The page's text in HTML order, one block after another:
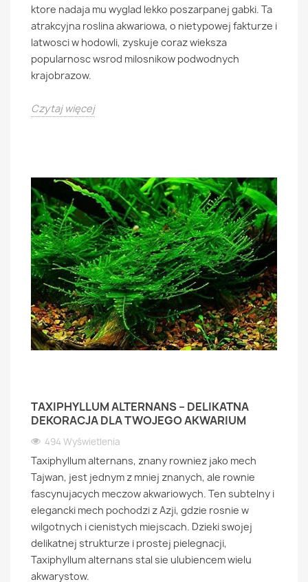
ktore nadaja mu wyglad lekko poszarpanej gabki. Ta
atrakcyjna roslina akwariowa, o nietypowej fakturze i
latwosci w hodowli, zyskuje coraz wieksza
popularnosc wsrod milosnikow podwodnych
krajobrazow.
Czytaj więcej
TAXIPHYLLUM ALTERNANS – DELIKATNA
DEKORACJA DLA TWOJEGO AKWARIUM
494 Wyświetlenia
Taxiphyllum alternans, znany rowniez jako mech
Tajwan, jest jednym z mniej znanych, ale rownie
fascynujacych meczow akwariowych. Ten subtelny i
elegancki mech pochodzi z Azji, gdzie rosnie w
wilgotnych i cienistych miejscach. Dzieki swojej
delikatnej strukturze i prostej pielegnacji,
Taxiphyllum alternans stal sie ulubiencem wielu
akwarystow.